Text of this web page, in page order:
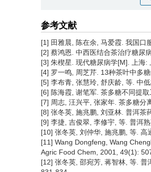
参考文献
[1] 田雅晨, 陈在余, 马爱霞. 我国口
[2] 蔡鸿恩. 中西医结合茶治疗糖尿
[3] 朱楔星. 现代糖尿病学[M]. 上海:
[4] 罗一鸣, 周芝芹. 13种茶叶中多
[5] 李布青, 张慧玲, 舒庆龄, 等. 中
[6] 陈海霞, 谢笔军. 茶多糖不同提
[7] 周志, 汪兴平, 张家年. 茶多糖分
[8] 张冬英, 施兆鹏, 刘亚林. 普洱茶
[9] 李捷, 吉俊翠, 李修宇, 等. 普洱
[10] 张冬英, 刘仲华, 施兆鹏, 等. 高
[11] Wang Dongfeng, Wang
Agric Food Chem, 2001, 49(1):
[12] 张冬英, 邵宛芳, 蒋智林, 等.